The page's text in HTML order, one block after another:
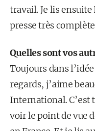
travail. Je lis ensuite
presse très
Quelles sont vos
Toujours dans
regards, j’aime
International. C’est
voir le point de vue